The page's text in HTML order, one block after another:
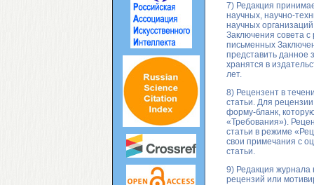
7) Редакция
научных, научно-
научных
Заключения совета
письменных
представить данное
хранятся в
лет.
8) Рецензент в
статьи. Для
форму-бланк,
«Требования»).
статьи в режиме
свои примечания с
статьи.
9) Редакция журнала
рецензий или